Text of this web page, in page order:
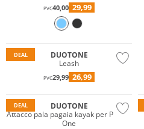
PVC40,00 29,99
DEAL
DUOTONE
Leash
PVC29,99 26,99
DEAL
DUOTONE
Attacco pala pagaia kayak per Paddle
One